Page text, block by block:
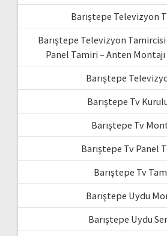
Barıştepe Televizyon
Barıştepe Televizyon Tamircisi
Panel Tamiri – Anten
Barıştepe
Barıştepe Tv
Barıştepe Tv
Barıştepe Tv Panel
Barıştepe Tv
Barıştepe Uydu
Barıştepe Uydu